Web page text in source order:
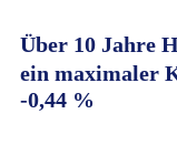
Über 10 Jahre
ein maximaler
-0,44 %